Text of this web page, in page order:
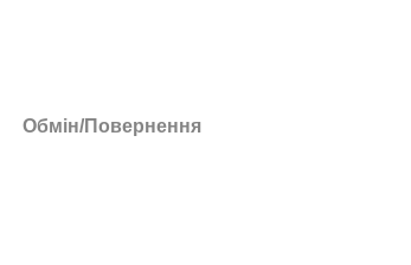
Обмін/Повернення